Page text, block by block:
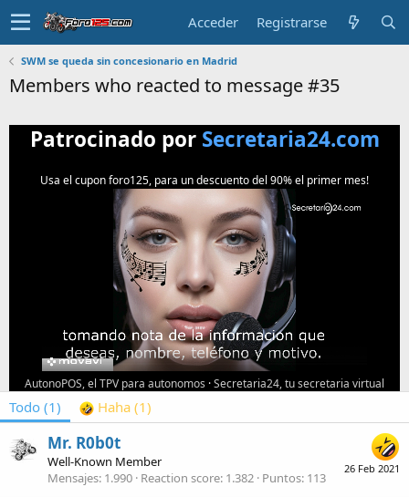
Acceder Registrarse
SWM se queda sin concesionario en Madrid
Members who reacted to message #35
Patrocinado por Secretaria24.com
Usa el cupon foro125, para un descuento del 90% el primer mes!
AutonoPOS, el TPV para autonomos ·Secretaria24, tu secretaria virtual
Todo (1) Haha (1)
26 Feb 2021
Mr. R0b0t
Well-Known Member
Mensajes 1.990 Reaction score 1.382 Puntos 113